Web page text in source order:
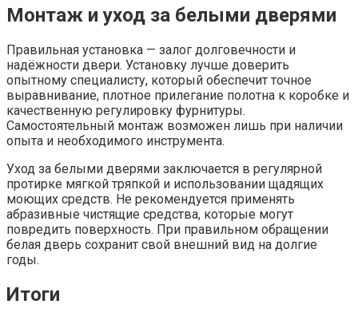
Монтаж и уход за белыми дверями
Правильная установка — залог долговечности и
надёжности двери. Установку лучше доверить
опытному специалисту, который обеспечит точное
выравнивание, плотное прилегание полотна к коробке и
качественную регулировку фурнитуры.
Самостоятельный монтаж возможен лишь при наличии
опыта и необходимого инструмента.
Уход за белыми дверями заключается в регулярной
протирке мягкой тряпкой и использовании щадящих
моющих средств. Не рекомендуется применять
абразивные чистящие средства, которые могут
повредить поверхность. При правильном обращении
белая дверь сохранит свой внешний вид на долгие
годы.
Итоги